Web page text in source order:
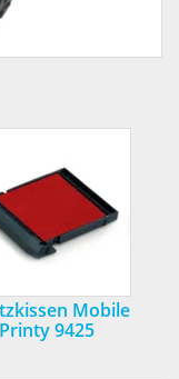
Mobile
Printy 9425